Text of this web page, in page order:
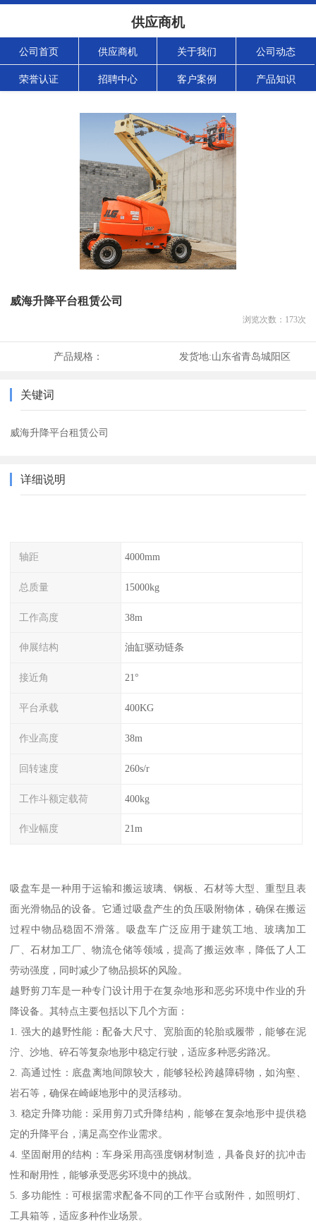
供应商机
公司首页 供应商机 关于我们 公司动态
荣誉认证 招聘中心 客户案例 产品知识
威海升降平台租赁公司
浏览次数： 173次
产品规格： 发货地:山东省青岛城阳区
关键词
威海升降平台租赁公司
详细说明
轴距 4000mm
总质量 15000kg
工作高度 38m
伸展结构 油缸驱动链条
接近角 21°
平台承载 400KG
作业高度 38m
回转速度 260s/r
工作斗额定载荷 400kg
作业幅度 21m
吸盘车是一种用于运输和搬运玻璃、钢板、石材等大型、重型且表
面光滑物品的设备。它通过吸盘产生的负压吸附物体，确保在搬运
过程中物品稳固不滑落。吸盘车广泛应用于建筑工地、玻璃加工
厂、石材加工厂、物流仓储等领域，提高了搬运效率，降低了人工
劳动强度，同时减少了物品损坏的风险。
越野剪刀车是一种专门设计用于在复杂地形和恶劣环境中作业的升
降设备。其特点主要包括以下几个方面：
1. 强大的越野性能：配备大尺寸、宽胎面的轮胎或履带，能够在泥
泞、沙地、碎石等复杂地形中稳定行驶，适应多种恶劣路况。
2. 高通过性：底盘离地间隙较大，能够轻松跨越障碍物，如沟壑、
岩石等，确保在崎岖地形中的灵活移动。
3. 稳定升降功能：采用剪刀式升降结构，能够在复杂地形中提供稳
定的升降平台，满足高空作业需求。
4. 坚固耐用的结构：车身采用高强度钢材制造，具备良好的抗冲击
性和耐用性，能够承受恶劣环境中的挑战。
5. 多功能性：可根据需求配备不同的工作平台或附件，如照明灯、
工具箱等，适应多种作业场景。